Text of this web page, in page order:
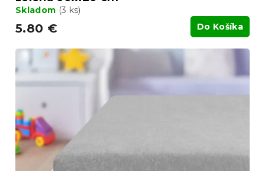
Skladom (3 ks)
5.80 € Do Košíka